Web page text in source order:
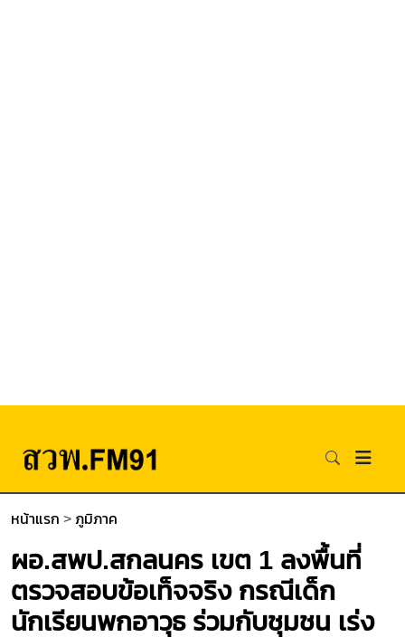
หน้าแรก > ภูมิภาค
ผอ.สพป.สกลนคร เขต 1 ลงพื้นที่
ตรวจสอบข้อเท็จจริง กรณีเด็ก
นักเรียนพกอาวุธ ร่วมกับชุมชน เร่ง